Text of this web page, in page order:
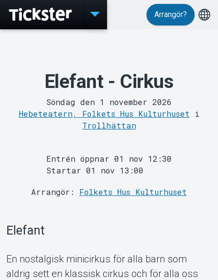
Evenemang
Arrangör?
Elefant - Cirkus
Söndag den 1 november 2026
Hebeteatern, Folkets Hus Kulturhuset i
Trollhättan
Entrén öppnar 01 nov 12:30
Startar 01 nov 13:00
Arrangör: Folkets Hus Kulturhuset
Elefant
En nostalgisk minicirkus för alla barn som
aldrig sett en klassisk cirkus och för alla oss